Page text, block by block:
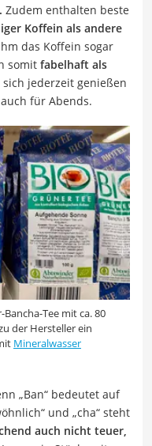
Zudem enthalten beste
Koffein als andere
das Koffein sogar
somit fabelhaft als
jederzeit genießen
für Abends.
Tee mit ca. 80
der Hersteller ein
Mineralwasser
„Ban“ bedeutet auf
und „cha“ steht
auch nicht teuer,